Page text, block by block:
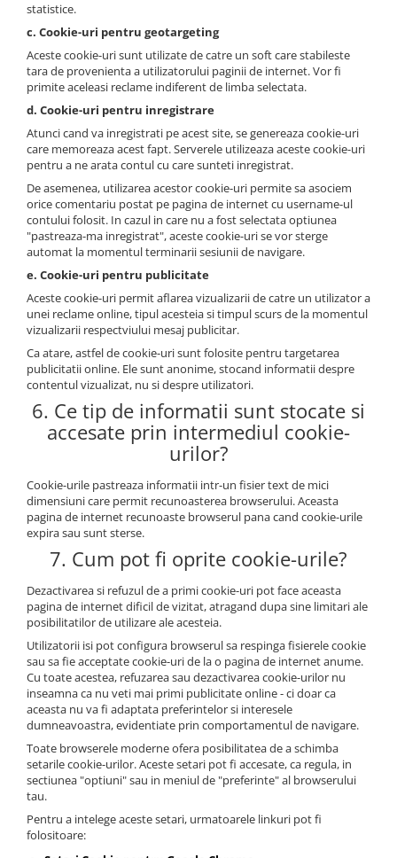
statistice.
c. Cookie-uri pentru geotargeting
Aceste cookie-uri sunt utilizate de catre un soft care stabileste
tara de provenienta a utilizatorului paginii de internet. Vor fi
primite aceleasi reclame indiferent de limba selectata.
d. Cookie-uri pentru inregistrare
Atunci cand va inregistrati pe acest site, se genereaza cookie-uri
care memoreaza acest fapt. Serverele utilizeaza aceste cookie-uri
pentru a ne arata contul cu care sunteti inregistrat.
De asemenea, utilizarea acestor cookie-uri permite sa asociem
orice comentariu postat pe pagina de internet cu username-ul
contului folosit. In cazul in care nu a fost selectata optiunea
"pastreaza-ma inregistrat", aceste cookie-uri se vor sterge
automat la momentul terminarii sesiunii de navigare.
e. Cookie-uri pentru publicitate
Aceste cookie-uri permit aflarea vizualizarii de catre un utilizator a
unei reclame online, tipul acesteia si timpul scurs de la momentul
vizualizarii respectviului mesaj publicitar.
Ca atare, astfel de cookie-uri sunt folosite pentru targetarea
publicitatii online. Ele sunt anonime, stocand informatii despre
contentul vizualizat, nu si despre utilizatori.
6. Ce tip de informatii sunt stocate si
accesate prin intermediul cookie-
urilor?
Cookie-urile pastreaza informatii intr-un fisier text de mici
dimensiuni care permit recunoasterea browserului. Aceasta
pagina de internet recunoaste browserul pana cand cookie-urile
expira sau sunt sterse.
7. Cum pot fi oprite cookie-urile?
Dezactivarea si refuzul de a primi cookie-uri pot face aceasta
pagina de internet dificil de vizitat, atragand dupa sine limitari ale
posibilitatilor de utilizare ale acesteia.
Utilizatorii isi pot configura browserul sa respinga fisierele cookie
sau sa fie acceptate cookie-uri de la o pagina de internet anume.
Cu toate acestea, refuzarea sau dezactivarea cookie-urilor nu
inseamna ca nu veti mai primi publicitate online - ci doar ca
aceasta nu va fi adaptata preferintelor si interesele
dumneavoastra, evidentiate prin comportamentul de navigare.
Toate browserele moderne ofera posibilitatea de a schimba
setarile cookie-urilor. Aceste setari pot fi accesate, ca regula, in
sectiunea "optiuni" sau in meniul de "preferinte" al browserului
tau.
Pentru a intelege aceste setari, urmatoarele linkuri pot fi
folositoare: